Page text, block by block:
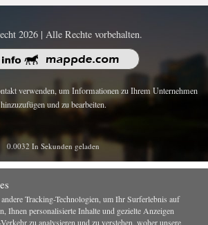
2026 | Alle Rechte vorbehalten.
verwenden, um Informationen zu Ihrem Unternehmen
hinzuzufügen und zu bearbeiten.
0.0032 In Sekunden geladen
Tracking-Technologien, um Ihr Surferlebnis auf
Ihnen personalisierte Inhalte und gezielte Anzeigen
zu analysieren und zu verstehen, woher unsere